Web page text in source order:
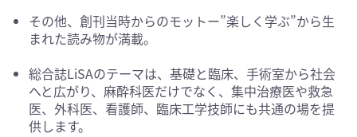
その他、創刊当時からのモットー”楽しく学ぶ”から生
まれた読み物が満載。
総合誌LiSAのテーマは、基礎と臨床、手術室から社会
へと広がり、麻酔科医だけでなく、集中治療医や救急
医、外科医、看護師、臨床工学技師にも共通の場を提
供します。